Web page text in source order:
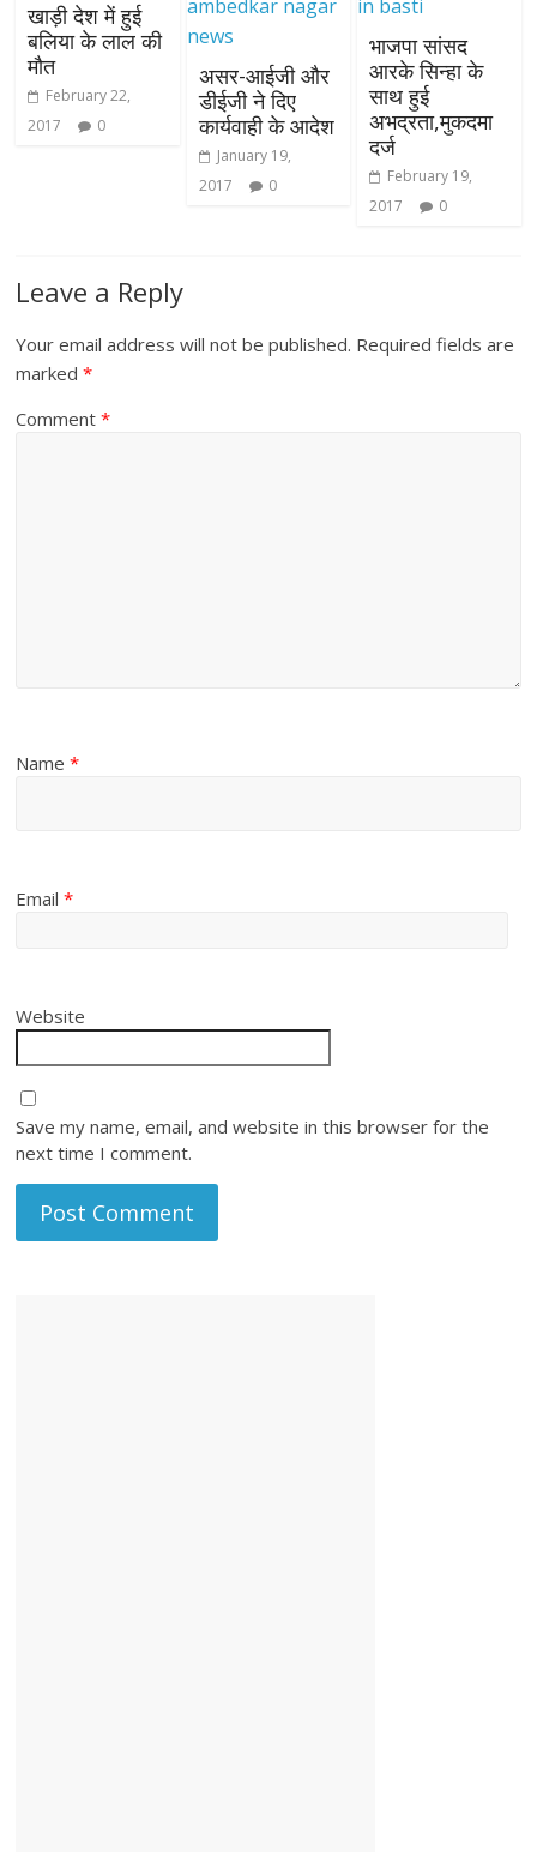
खाड़ी देश में हुई
बलिया के लाल की
मौत
February 22,
2017
0
असर-आईजी और
डीईजी ने दिए
कार्यवाही के आदेश
January 19,
2017
0
भाजपा सांसद
आरके सिन्हा के
साथ हुई
अभद्रता,मुकदमा
दर्ज
February 19,
2017
0
Leave a Reply
Your email address will not be published. Required fields are
marked*
Comment*
Name*
Email*
Website
Save my name, email, and website in this browser for the
next time I comment.